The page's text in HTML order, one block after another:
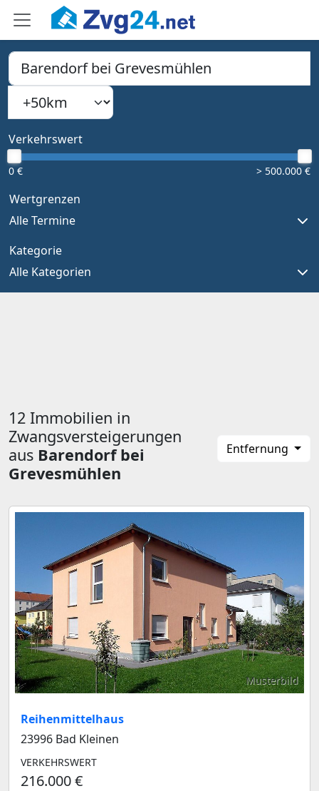
PLZ, Ort oder Bundesland
Type 1 or more characters for results.
Suchradius
Verkehrswert
0 € > 500.000 €
Wertgrenzen
Alle Termine
Kategorie
Alle Kategorien
12 Immobilien in
Zwangsversteigerungen
aus Barendorf bei
Grevesmühlen
Entfernung
Musterbild
Reihenmittelhaus
23996 Bad Kleinen
VERKEHRSWERT
216.000 €